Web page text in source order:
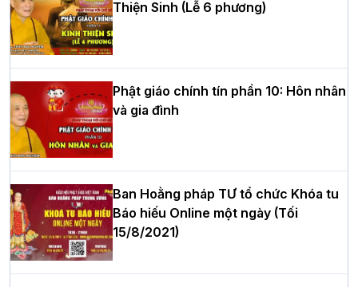
HT.Thích Thọ Lạc được suy cử làm tân
Trưởng BTS GHPGVN tỉnh Nghệ An
Hòa thượng Thích Quảng Tùng tái đắc
cử Trưởng BTS GHPGVN thành phố Hải
Phòng nhiệm kỳ 2026 – 2031
Thượng tọa Thích Tâm Chính được suy
cử tân Trưởng ban Trị sự GHPGVN tỉnh
Thiện Sinh (Lễ 6 phương)
Phật giáo chính tín phần 10: Hôn nhân
và gia đình
Ban Hoằng pháp TƯ tổ chức Khóa tu
Báo hiếu Online một ngày (Tối
15/8/2021)